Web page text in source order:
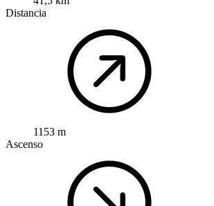
Distancia
1153 m
Ascenso